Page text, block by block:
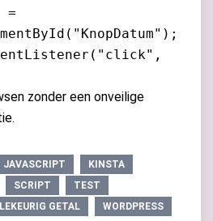
=
zonder een onveilige
JAVASCRIPT
KINSTA
SCRIPT
TEST
GETAL WORDPRESS